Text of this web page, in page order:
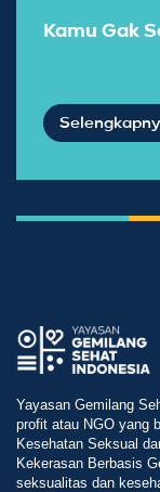
Kamu Gak
Yayasan Gemilang
profit atau NGO yang
Kesehatan Seksual
Kekerasan Berbasis
seksualitas dan